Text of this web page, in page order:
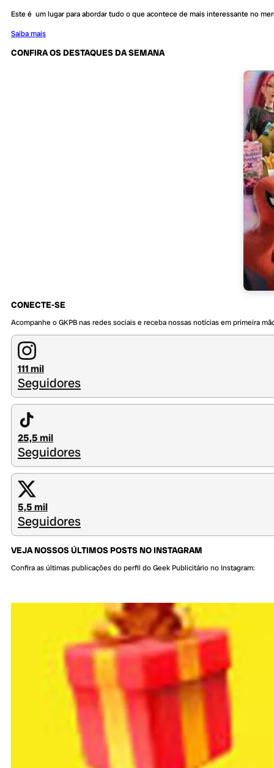
Este é um lugar para abordar tudo o que acontece de mais interessante no
Saiba mais
CONFIRA OS DESTAQUES DA SEMANA
CONECTE-SE
Acompanhe o GKPB nas redes sociais e receba nossas notícias em primeira
111 mil
Seguidores
25,5 mil
Seguidores
5,5 mil
Seguidores
VEJA NOSSOS ÚLTIMOS POSTS NO INSTAGRAM
Confira as últimas publicações do perfil do Geek Publicitário no Instagram: